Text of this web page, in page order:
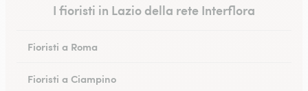
I fioristi in Lazio della rete Interflora
Fioristi a Roma
Fioristi a Ciampino